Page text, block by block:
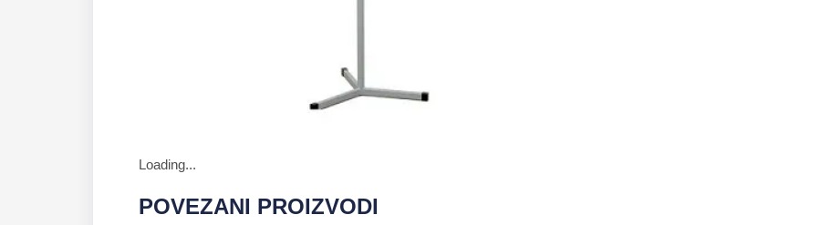
Loading...
POVEZANI PROIZVODI